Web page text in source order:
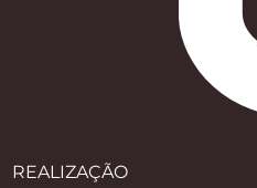
REALIZAÇÃO